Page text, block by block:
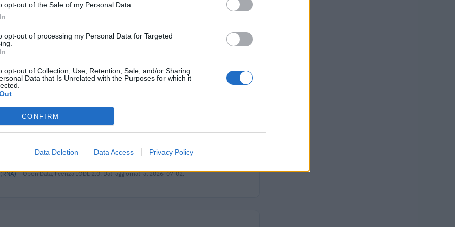
opt-out of the Sale of my Personal Data.
opt-out of processing my Personal Data for Targeted
opt-out of Collection, Use, Retention, Sale, and/or Sharing
Data that Is Unrelated with the Purposes for which it
CONFIRM
Data Deletion Data Access Privacy Policy
s
per la formazione continua per la
s
ai sensi della decisione SA. 62668 e
a seguito della crisi economica
mo
a seguito della crisi economica
mo
per la formazione continua per la
FONDIMPRESA
– Open Data, licenza IODL 2.0. Dati aggiornati al 2026-07-02.